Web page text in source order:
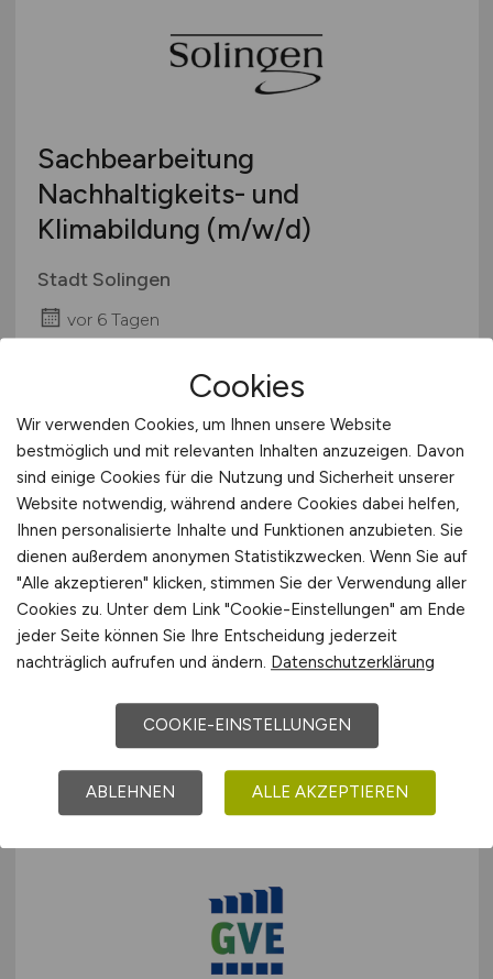
Sachbearbeitung
Nachhaltigkeits- und
Klimabildung (m/w/d)
Stadt Solingen
vor 6 Tagen
Sachbearbeitung(m/w/d)
Leistungsgewährung
Stadt Solingen
vor 6 Tagen
Solingen
Cookies
Wir verwenden Cookies, um Ihnen unsere Website
bestmöglich und mit relevanten Inhalten anzuzeigen. Davon
sind einige Cookies für die Nutzung und Sicherheit unserer
Website notwendig, während andere Cookies dabei helfen,
Ihnen personalisierte Inhalte und Funktionen anzubieten. Sie
dienen außerdem anonymen Statistikzwecken. Wenn Sie auf
"Alle akzeptieren" klicken, stimmen Sie der Verwendung aller
Cookies zu. Unter dem Link "Cookie-Einstellungen" am Ende
jeder Seite können Sie Ihre Entscheidung jederzeit
nachträglich aufrufen und ändern. Datenschutzerklärung
COOKIE-EINSTELLUNGEN
ABLEHNEN ALLE AKZEPTIEREN